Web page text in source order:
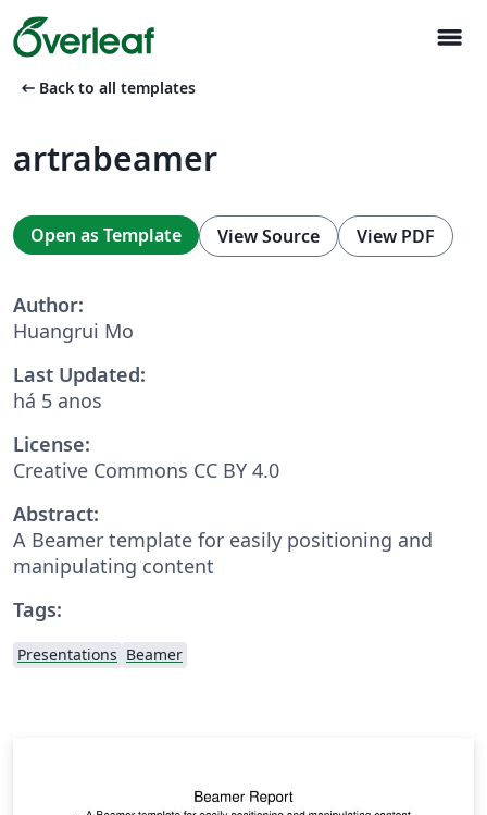
menu
arrow_left_alt Back to all templates
artrabeamer
Open as Template View Source View PDF
Author:
Huangrui Mo
Last Updated:
há 5 anos
License:
Creative Commons CC BY 4.0
Abstract:
A Beamer template for easily positioning and
manipulating content
Tags:
Presentations Beamer